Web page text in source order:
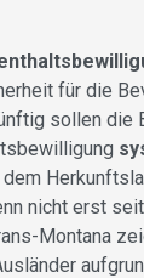
für die
sollen die
nicht erst
Montana